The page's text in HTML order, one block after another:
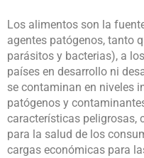
Los alimentos son la
agentes patógenos, tanto
parásitos y bacterias), a
países en desarrollo ni
se contaminan en niveles
patógenos y
características peligrosas,
para la salud de los
cargas económicas para